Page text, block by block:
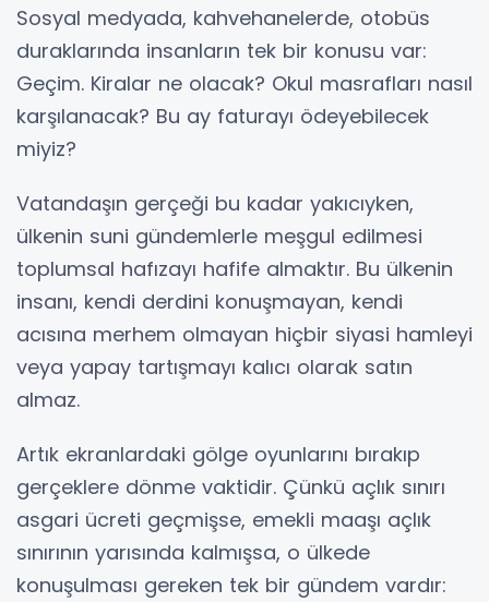
Sosyal medyada, kahvehanelerde, otobüs
duraklarında insanların tek bir konusu var:
Geçim. Kiralar ne olacak? Okul masrafları nasıl
karşılanacak? Bu ay faturayı ödeyebilecek
miyiz?
Vatandaşın gerçeği bu kadar yakıcıyken,
ülkenin suni gündemlerle meşgul edilmesi
toplumsal hafızayı hafife almaktır. Bu ülkenin
insanı, kendi derdini konuşmayan, kendi
acısına merhem olmayan hiçbir siyasi hamleyi
veya yapay tartışmayı kalıcı olarak satın
almaz.
Artık ekranlardaki gölge oyunlarını bırakıp
gerçeklere dönme vaktidir. Çünkü açlık sınırı
asgari ücreti geçmişse, emekli maaşı açlık
sınırının yarısında kalmışsa, o ülkede
konuşulması gereken tek bir gündem vardır: